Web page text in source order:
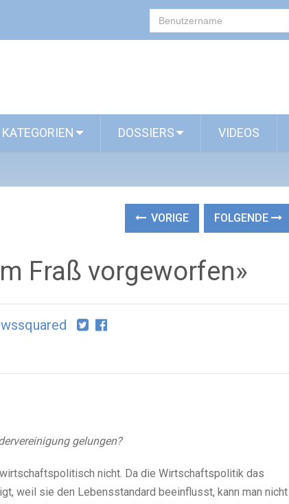
KATEGORIEN DOSSIERS VIDEOS
VORIGE FOLGENDE
Fraß vorgeworfen»
gelungen?
nicht. Da die Wirtschaftspolitik das
weil sie den Lebensstandard beeinflusst, kann man nicht